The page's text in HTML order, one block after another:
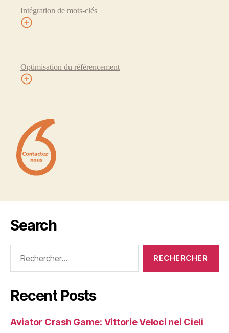
Intégration de mots-clés
Optimisation du référencement
Search
Recent Posts
Aviator Crash Game: Vittorie Veloci nei Cieli